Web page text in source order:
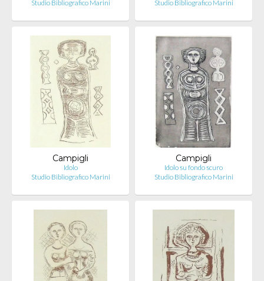
Studio Bibliografico Marini
Studio Bibliografico Marini
Campigli
Idolo
Studio Bibliografico Marini
Campigli
Idolo su fondo scuro
Studio Bibliografico Marini